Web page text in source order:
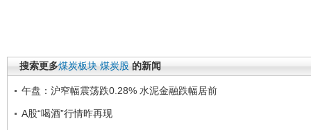
搜索更多煤炭板块 煤炭股 的新闻
午盘：沪窄幅震荡跌0.28% 水泥金融跌幅居前
A股“喝酒”行情昨再现